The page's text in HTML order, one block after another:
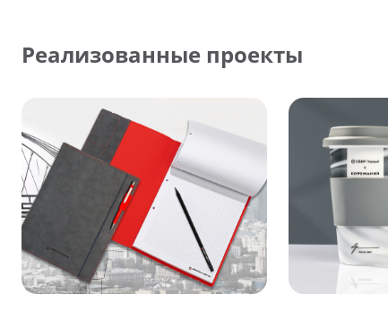
Реализованные проекты